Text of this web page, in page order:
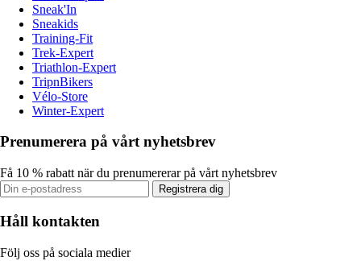
Sneak'In
Sneakids
Training-Fit
Trek-Expert
Triathlon-Expert
TripnBikers
Vélo-Store
Winter-Expert
Prenumerera på vårt nyhetsbrev
Få 10 % rabatt när du prenumererar på vårt nyhetsbrev
Registrera dig
Håll kontakten
Följ oss på sociala medier